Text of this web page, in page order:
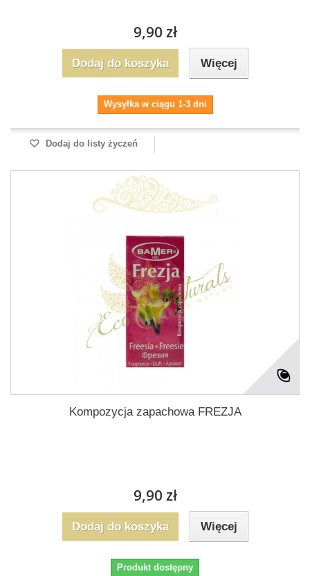
9,90 zł
Dodaj do koszyka Więcej
Wysyłka w ciągu 1-3 dni
Dodaj do listy życzeń
Kompozycja zapachowa FREZJA
9,90 zł
Dodaj do koszyka Więcej
Produkt dostępny